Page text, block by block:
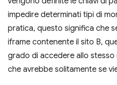
impedire determinati tipi di
pratica, questo significa che
iframe contenente il sito B,
grado di accedere allo stesso
che avrebbe solitamente se